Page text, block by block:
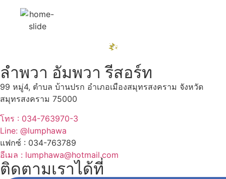
ลำพวา อัมพวา รีสอร์ท
99 หมู่4, ตำบล บ้านปรก อำเภอเมืองสมุทรสงคราม จังหวัด
สมุทรสงคราม 75000
โทร : 034-763970-3
Line: @lumphawa
แฟกซ์ : 034-763789
อีเมล : lumphawa@hotmail.com
ติดตามเราได้ที่